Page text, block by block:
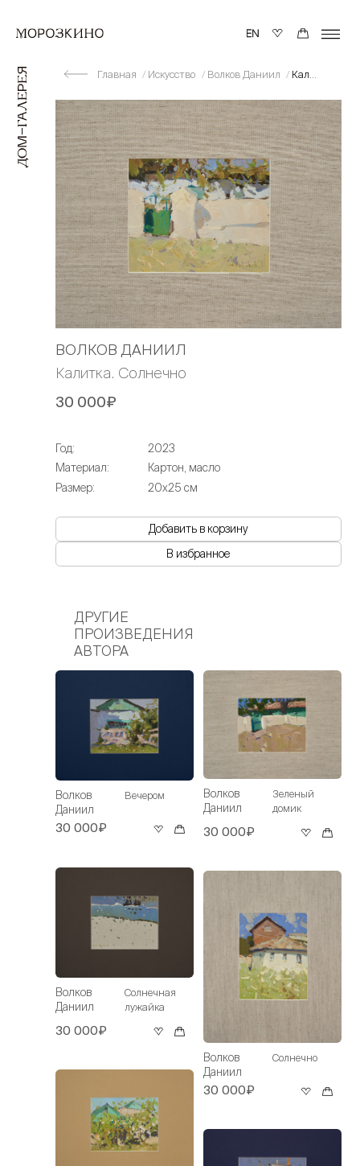
Главная Искусство Волков Даниил Калитка. Солнечно
ВОЛКОВ ДАНИИЛ
Калитка. Солнечно
30 000₽
Год:
2023
Материал:
Картон, масло
Размер:
20х25 см
Добавить в корзину
В избранное
ДРУГИЕ
ПРОИЗВЕДЕНИЯ
АВТОРА
Волков
Даниил
Вечером
30 000₽
Волков
Даниил
Солнечная
лужайка
30 000₽
Волков
Даниил
Зеленый
домик
30 000₽
Волков
Даниил
Солнечно
30 000₽